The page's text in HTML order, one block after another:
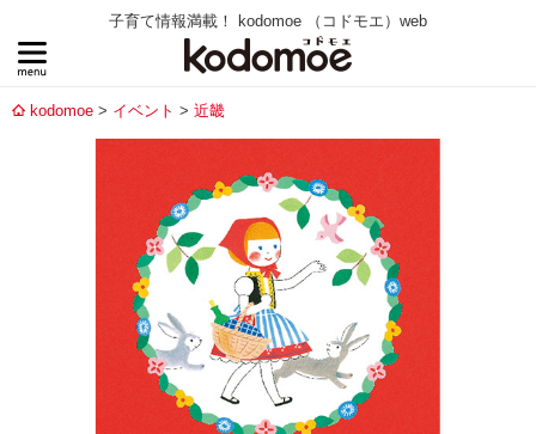
子育て情報満載！ kodomoe （コドモエ）web
kodomoe イベント 近畿